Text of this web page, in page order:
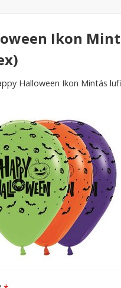
Ikon
Halloween Ikon Mintás